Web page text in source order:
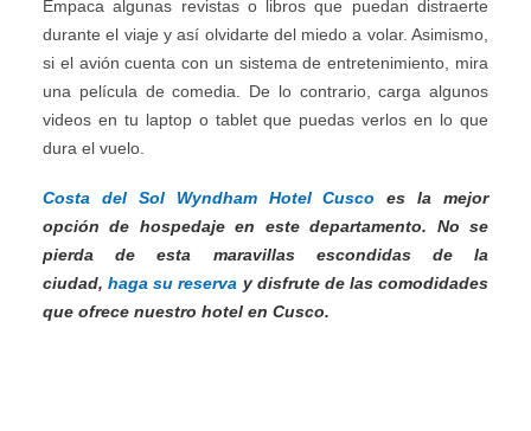
Empaca algunas revistas o libros que puedan distraerte
durante el viaje y así olvidarte del miedo a volar. Asimismo,
si el avión cuenta con un sistema de entretenimiento, mira
una película de comedia. De lo contrario, carga algunos
videos en tu laptop o tablet que puedas verlos en lo que
dura el vuelo.
Costa del Sol Wyndham Hotel Cusco es la mejor
opción de hospedaje en este departamento. No se
pierda de esta maravillas escondidas de la
ciudad,haga su reserva y disfrute de las comodidades
que ofrece nuestro hotel en Cusco.